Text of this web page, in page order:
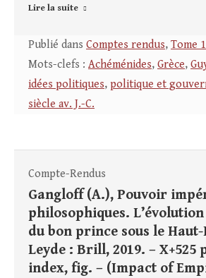
Lire la suite
Publié dans Comptes rendus, Tome
Mots-clefs : Achéménides, Grèce,
idées politiques, politique et
siècle av. J.-C.
Compte-Rendus
Gangloff (A.), Pouvoir
philosophiques.
du bon prince sous le
Leyde : Brill, 2019. –
index, fig. – (Impact of